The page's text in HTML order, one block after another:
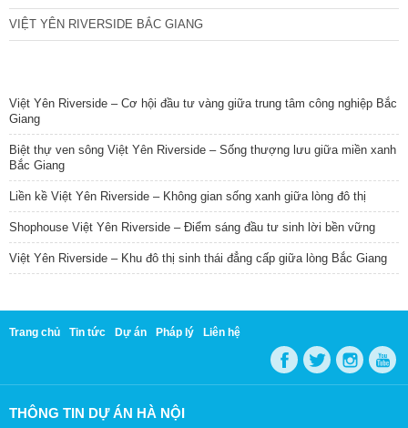
VIỆT YÊN RIVERSIDE BẮC GIANG
Việt Yên Riverside – Cơ hội đầu tư vàng giữa trung tâm công nghiệp Bắc
Giang
Biệt thự ven sông Việt Yên Riverside – Sống thượng lưu giữa miền xanh
Bắc Giang
Liền kề Việt Yên Riverside – Không gian sống xanh giữa lòng đô thị
Shophouse Việt Yên Riverside – Điểm sáng đầu tư sinh lời bền vững
Việt Yên Riverside – Khu đô thị sinh thái đẳng cấp giữa lòng Bắc Giang
Trang chủ Tin tức Dự án Pháp lý Liên hệ
THÔNG TIN DỰ ÁN HÀ NỘI